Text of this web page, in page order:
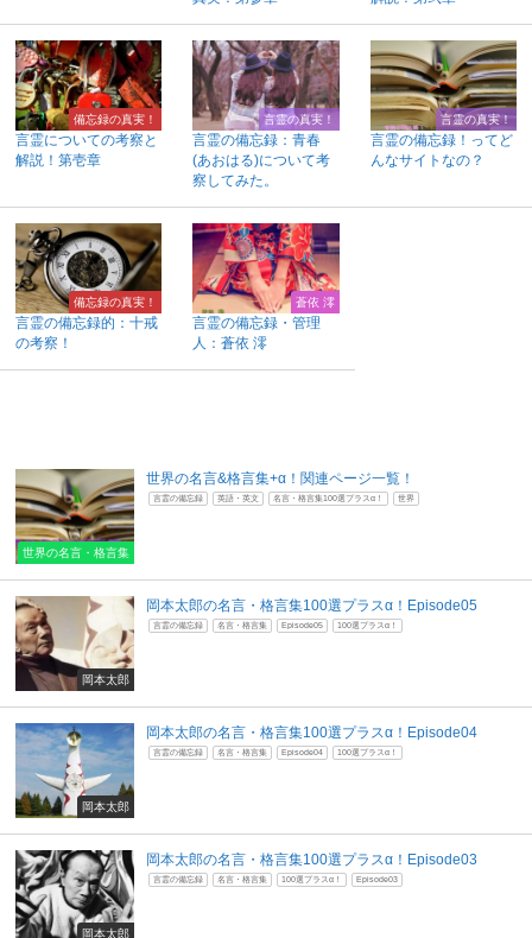
備忘録の真実！
言霊についての考察と
解説！第壱章
言霊の真実！
言霊の備忘録：青春
(あおはる)について考
察してみた。
言霊の真実！
言霊の備忘録！ってど
んなサイトなの？
備忘録の真実！
言霊の備忘録的：十戒
の考察！
蒼依 澪
言霊の備忘録・管理
人：蒼依 澪
世界の名言・格言集
世界の名言&格言集+α！関連ページ一覧！
言霊の備忘録 英語・英文 名言・格言集100選プラスα！ 世界
岡本太郎
岡本太郎の名言・格言集100選プラスα！Episode05
言霊の備忘録 名言・格言集 Episode05 100選プラスα！
岡本太郎
岡本太郎の名言・格言集100選プラスα！Episode04
言霊の備忘録 名言・格言集 Episode04 100選プラスα！
岡本太郎
岡本太郎の名言・格言集100選プラスα！Episode03
言霊の備忘録 名言・格言集 100選プラスα！ Episode03